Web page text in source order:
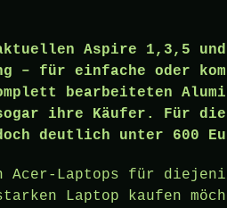
Aspire 1,3,5
– für einfache oder
bearbeiteten
ihre Käufer. Für
deutlich unter 600
Acer-Laptops für
Laptop kaufen